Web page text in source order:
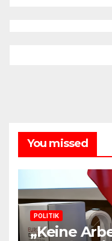
You missed
POLITIK
„Keine